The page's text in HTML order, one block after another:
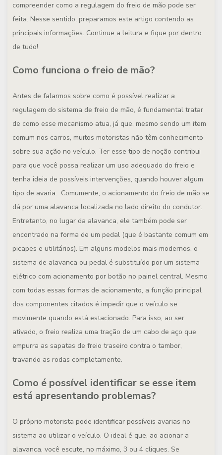
compreender como a regulagem do freio de mão pode ser
feita. Nesse sentido, preparamos este artigo contendo as
principais informações. Continue a leitura e fique por dentro
de tudo!
Como funciona o freio de mão?
Antes de falarmos sobre como é possível realizar a
regulagem do sistema de freio de mão, é fundamental tratar
de como esse mecanismo atua, já que, mesmo sendo um item
comum nos carros, muitos motoristas não têm conhecimento
sobre sua ação no veículo. Ter esse tipo de noção contribui
para que você possa realizar um uso adequado do freio e
tenha ideia de possíveis intervenções, quando houver algum
tipo de avaria. Comumente, o acionamento do freio de mão se
dá por uma alavanca localizada no lado direito do condutor.
Entretanto, no lugar da alavanca, ele também pode ser
encontrado na forma de um pedal (que é bastante comum em
picapes e utilitários). Em alguns modelos mais modernos, o
sistema de alavanca ou pedal é substituído por um sistema
elétrico com acionamento por botão no painel central. Mesmo
com todas essas formas de acionamento, a função principal
dos componentes citados é impedir que o veículo se
movimente quando está estacionado. Para isso, ao ser
ativado, o freio realiza uma tração de um cabo de aço que
empurra as sapatas de freio traseiro contra o tambor,
travando as rodas completamente.
Como é possível identificar se esse item
está apresentando problemas?
O próprio motorista pode identificar possíveis avarias no
sistema ao utilizar o veículo. O ideal é que, ao acionar a
alavanca, você escute, no máximo, 3 ou 4 cliques. Se